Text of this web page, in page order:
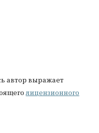
автор выражает
лицензионного